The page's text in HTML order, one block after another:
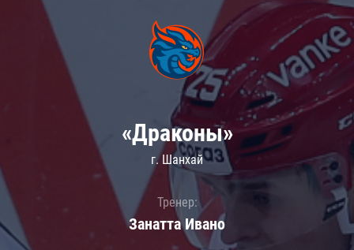
«Драконы»
г. Шанхай
Тренер:
Занатта Иванo